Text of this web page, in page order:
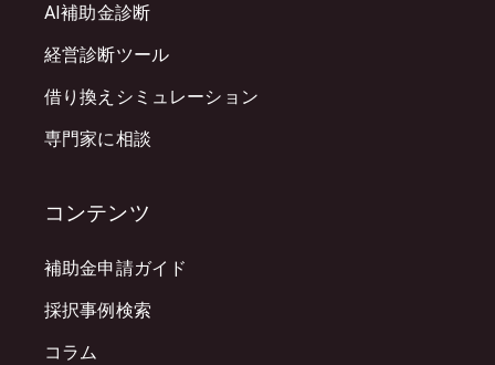
AI補助金診断
経営診断ツール
借り換えシミュレーション
専門家に相談
コンテンツ
補助金申請ガイド
採択事例検索
コラム